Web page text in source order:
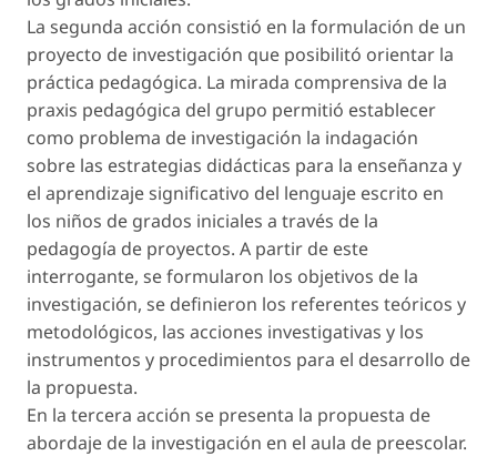
La segunda acción consistió en la formulación de un
proyecto de investigación que posibilitó orientar la
práctica pedagógica. La mirada comprensiva de la
praxis pedagógica del grupo permitió establecer
como problema de investigación la indagación
sobre las estrategias didácticas para la enseñanza y
el aprendizaje significativo del lenguaje escrito en
los niños de grados iniciales a través de la
pedagogía de proyectos. A partir de este
interrogante, se formularon los objetivos de la
investigación, se definieron los referentes teóricos y
metodológicos, las acciones investigativas y los
instrumentos y procedimientos para el desarrollo de
la propuesta.
En la tercera acción se presenta la propuesta de
abordaje de la investigación en el aula de preescolar.